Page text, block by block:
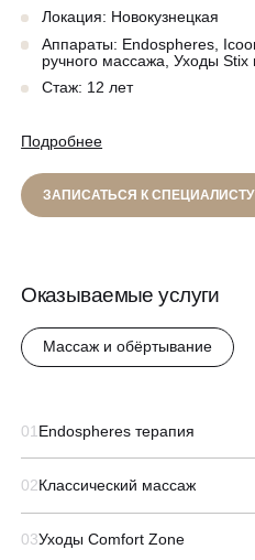
Вакансии
Оборудование
СМИ о нас
Блог
Контакты
ЗАПИСАТЬСЯ НА
Локация: Новокузнецкая
Аппараты: Endospheres,
ручного массажа, Уходы Stix
Стаж: 12 лет
Подробнее
ЗАПИСАТЬСЯ К СПЕЦИАЛИСТУ
Оказываемые услуги
Массаж и обёртывание
01 Endospheres терапия
02Классический массаж
03Уходы Comfort Zone